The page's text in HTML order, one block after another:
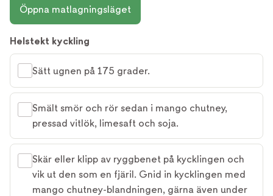
Öppna matlagningsläget
Helstekt kyckling
Sätt ugnen på 175 grader.
Smält smör och rör sedan i mango chutney,
pressad vitlök, limesaft och soja.
Skär eller klipp av ryggbenet på kycklingen och
vik ut den som en fjäril. Gnid in kycklingen med
mango chutney-blandningen, gärna även under